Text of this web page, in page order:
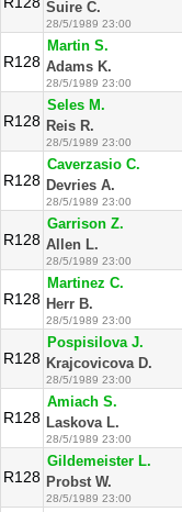
Suire C.
28/5/1989 23:00
R128
Martin S.
Adams K.
28/5/1989 23:00
R128
Seles M.
Reis R.
28/5/1989 23:00
R128
Caverzasio C.
Devries A.
28/5/1989 23:00
R128
Garrison Z.
Allen L.
28/5/1989 23:00
R128
Martinez C.
Herr B.
28/5/1989 23:00
R128
Pospisilova J.
Krajcovicova D.
28/5/1989 23:00
R128
Amiach S.
Laskova L.
28/5/1989 23:00
R128
Gildemeister L.
Probst W.
28/5/1989 23:00